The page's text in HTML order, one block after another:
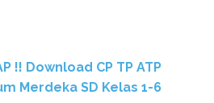
!! Download CP TP ATP
Merdeka SD Kelas 1-6